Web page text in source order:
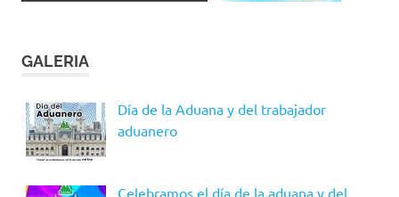
GALERIA
Día de la Aduana y del trabajador
aduanero
Celebramos el día de la aduana y del